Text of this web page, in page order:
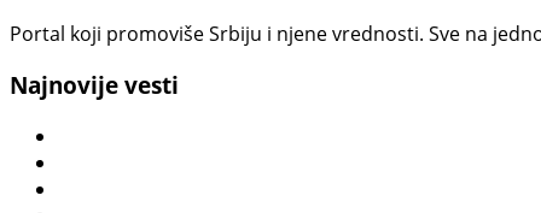
Portal koji promoviše Srbiju i njene vrednosti. Sve na
Najnovije vesti